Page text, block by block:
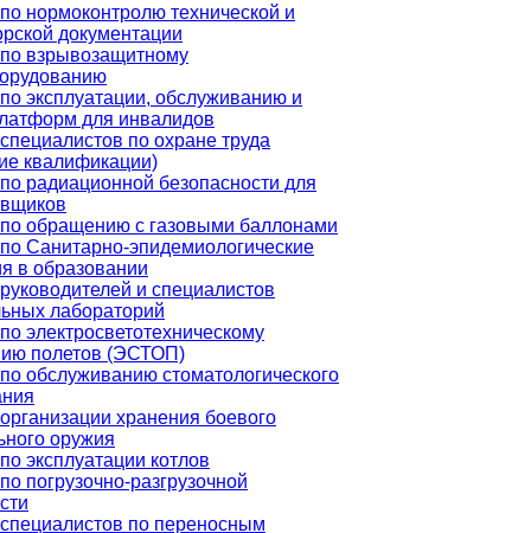
нормоконтролю технической и
документации
взрывозащитному
эксплуатации, обслуживанию и
для инвалидов
по охране труда
квалификации)
радиационной безопасности для
обращению с газовыми баллонами
Санитарно-эпидемиологические
в образовании
и специалистов
лабораторий
электросветотехническому
полетов (ЭСТОП)
обслуживанию стоматологического
хранения боевого
оружия
эксплуатации котлов
погрузочно-разгрузочной
по переносным